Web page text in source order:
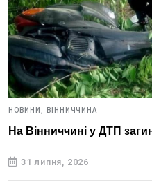
НОВИНИ, ВІННИЧЧИНА
На Вінниччині у ДТП
31 липня, 2026